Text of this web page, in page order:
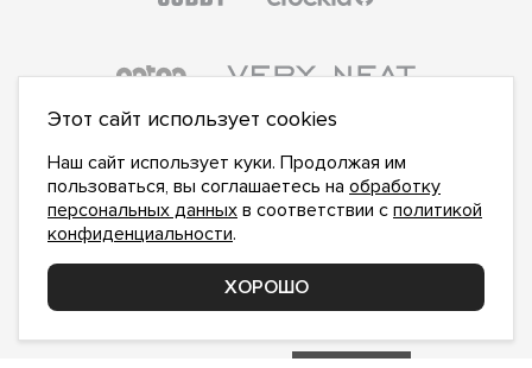
ПОДПИСАТЬСЯ НА НОВОСТИ:
сполитикой конфиденциальностиознакомлен и
Этот сайт использует cookies
Наш сайт использует куки. Продолжая им
пользоваться, вы соглашаетесь на обработку
персональных данных в соответствии с политикой
конфиденциальности.
ХОРОШО